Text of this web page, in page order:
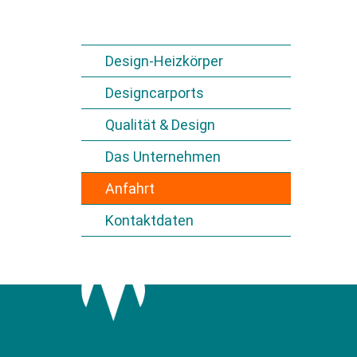
Design-Heizkörper
Designcarports
Qualität & Design
Das Unternehmen
Anfahrt
Kontaktdaten